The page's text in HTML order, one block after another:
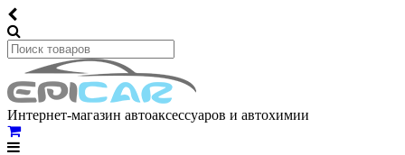
Интернет-магазин автоаксессуаров и автохимии